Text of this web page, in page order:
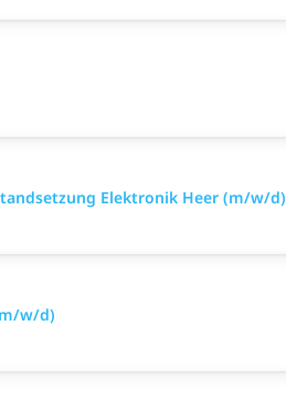
Elektronik Heer (m/w/d)
w/d)